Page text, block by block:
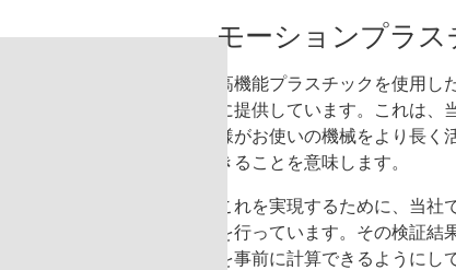
モーションプラス
高機能プラスチックを使用
に提供しています。これは
様がお使いの機械をより長
きることを意味します。
これを実現するために、当
を行っています。その検証
を事前に計算できるように